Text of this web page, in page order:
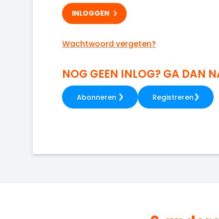
Wachtwoord vergeten?
NOG GEEN INLOG? GA DAN
Abonneren Registreren